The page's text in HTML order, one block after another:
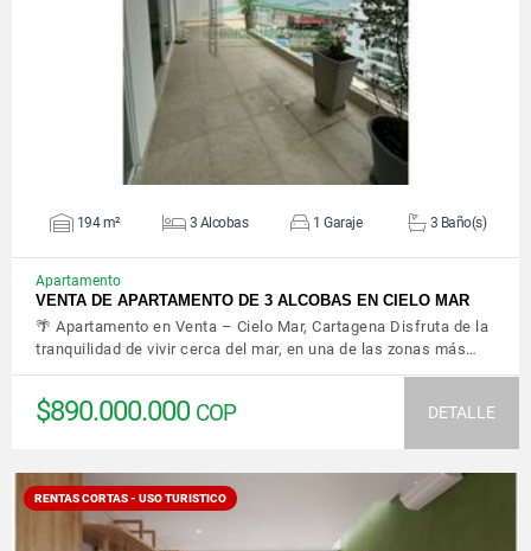
VER DETALLES
194 m² 3 Alcobas 1 Garaje 3 Baño(s)
Apartamento
VENTA DE APARTAMENTO DE 3 ALCOBAS EN CIELO MAR
🌴 Apartamento en Venta – Cielo Mar, Cartagena Disfruta de la
tranquilidad de vivir cerca del mar, en una de las zonas más…
$890.000.000 COP DETALLE
RENTAS CORTAS - USO TURISTICO